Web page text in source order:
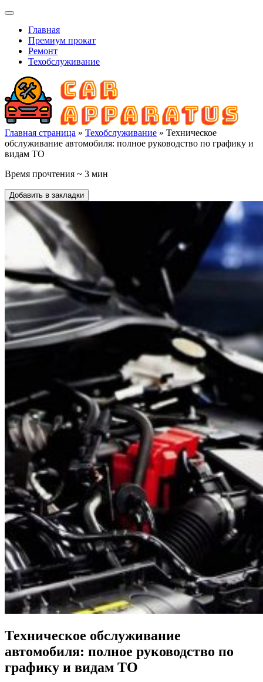
Главная
Премиум прокат
Ремонт
Техобслуживание
Главная страница » Техобслуживание » Техническое
обслуживание автомобиля: полное руководство по графику и
видам ТО
Время прочтения ~ 3 мин
Добавить в закладки
Техническое обслуживание
автомобиля: полное руководство по
графику и видам ТО